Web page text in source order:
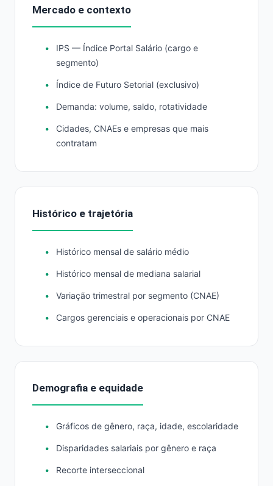
Mercado e contexto
IPS — Índice Portal Salário (cargo e
segmento)
Índice de Futuro Setorial (exclusivo)
Demanda: volume, saldo, rotatividade
Cidades, CNAEs e empresas que mais
contratam
Histórico e trajetória
Histórico mensal de salário médio
Histórico mensal de mediana salarial
Variação trimestral por segmento (CNAE)
Cargos gerenciais e operacionais por CNAE
Demografia e equidade
Gráficos de gênero, raça, idade, escolaridade
Disparidades salariais por gênero e raça
Recorte interseccional